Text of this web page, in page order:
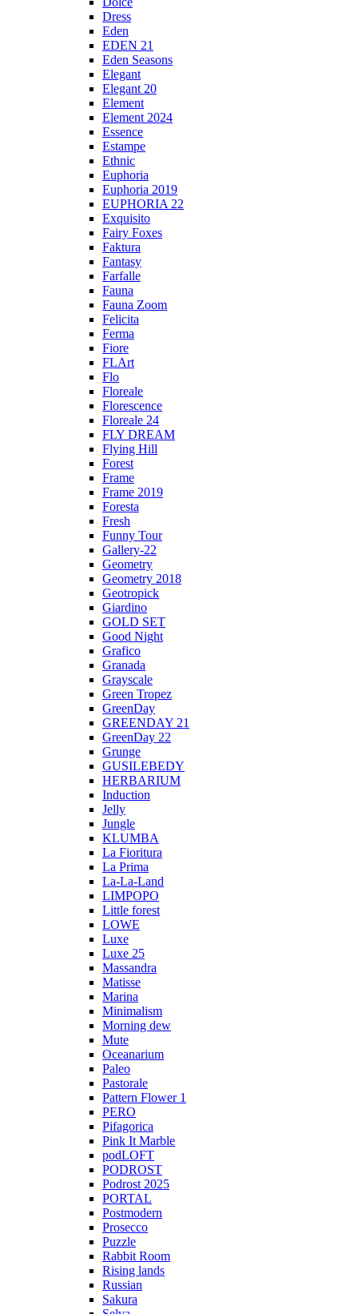
Dress
Eden
EDEN 21
Eden Seasons
Elegant
Elegant 20
Element
Element 2024
Essence
Estampe
Ethnic
Euphoria
Euphoria 2019
EUPHORIA 22
Exquisito
Fairy Foxes
Faktura
Fantasy
Farfalle
Fauna
Fauna Zoom
Felicita
Ferma
Fiore
FLArt
Flo
Floreale
Florescence
Floreale 24
FLY DREAM
Flying Hill
Forest
Frame
Frame 2019
Foresta
Fresh
Funny Tour
Gallery-22
Geometry
Geometry 2018
Geotropick
Giardino
GOLD SET
Good Night
Grafico
Granada
Grayscale
Green Tropez
GreenDay
GREENDAY 21
GreenDay 22
Grunge
GUSILEBEDY
HERBARIUM
Induction
Jelly
Jungle
KLUMBA
La Fioritura
La Prima
La-La-Land
LIMPOPO
Little forest
LOWE
Luxe
Luxe 25
Massandra
Matisse
Marina
Minimalism
Morning dew
Mute
Oceanarium
Paleo
Pastorale
Pattern Flower 1
PERO
Pifagorica
Pink It Marble
podLOFT
PODROST
Podrost 2025
PORTAL
Postmodern
Prosecco
Puzzle
Rabbit Room
Rising lands
Russian
Sakura